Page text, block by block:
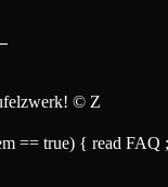
© Z
== true) { read